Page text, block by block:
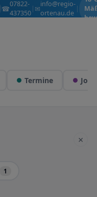
☎07822-
437350
| ✉info@regio-
ortenau.de
|
Termine Jobs
×
1